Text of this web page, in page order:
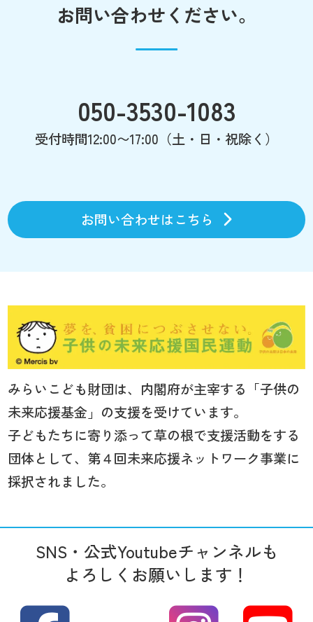
お問い合わせください。
050-3530-1083
受付時間12:00〜17:00（土・日・祝除く）
お問い合わせはこちら
みらいこども財団は、内閣府が主宰する「子供の
未来応援基金」の支援を受けています。
子どもたちに寄り添って草の根で支援活動をする
団体として、第４回未来応援ネットワーク事業に
採択されました。
SNS・公式Youtubeチャンネルも
よろしくお願いします！